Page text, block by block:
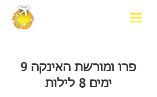
פרו ומורשת האינקה 9
ימים 8 לילות